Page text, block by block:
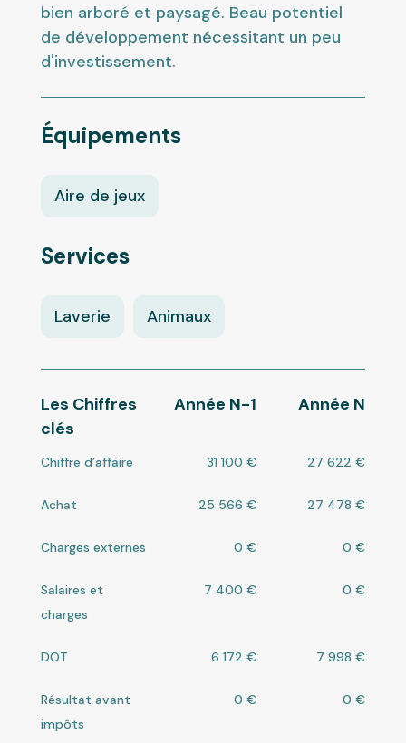
bien arboré et paysagé. Beau potentiel
de développement nécessitant un peu
d'investissement.
Équipements
Aire de jeux
Services
Laverie Animaux
Les Chiffres
clés
Année N-1 Année N
Chiffre d’affaire 31 100 € 27 622 €
Achat 25 566 € 27 478 €
Charges externes 0 € 0 €
Salaires et
charges
7 400 € 0 €
DOT 6 172 € 7 998 €
Résultat avant
impôts
0 € 0 €